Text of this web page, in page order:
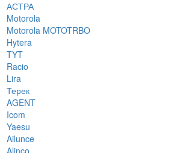
АСТРА
Motorola
Motorola MOTOTRBO
Hytera
TYT
Racio
Lira
Терек
AGENT
Icom
Yaesu
Ailunce
Alinco